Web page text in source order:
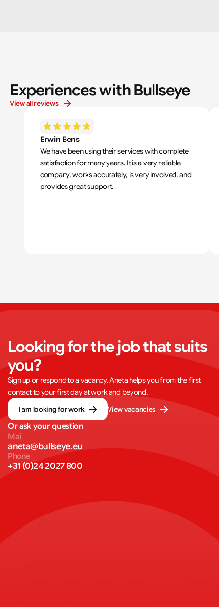
Experiences with Bullseye
View all reviews
Erwin Bens
We have been using their services with complete
satisfaction for many years. It is a very reliable
company, works accurately, is very involved, and
provides great support.
Looking for the job that suits
you?
Sign up or respond to a vacancy. Aneta helps you from the first
contact to your first day at work and beyond.
I am looking for work
View vacancies
Or ask your question
Mail
aneta@bullseye.eu
Phone
+31 (0)24 2027 800